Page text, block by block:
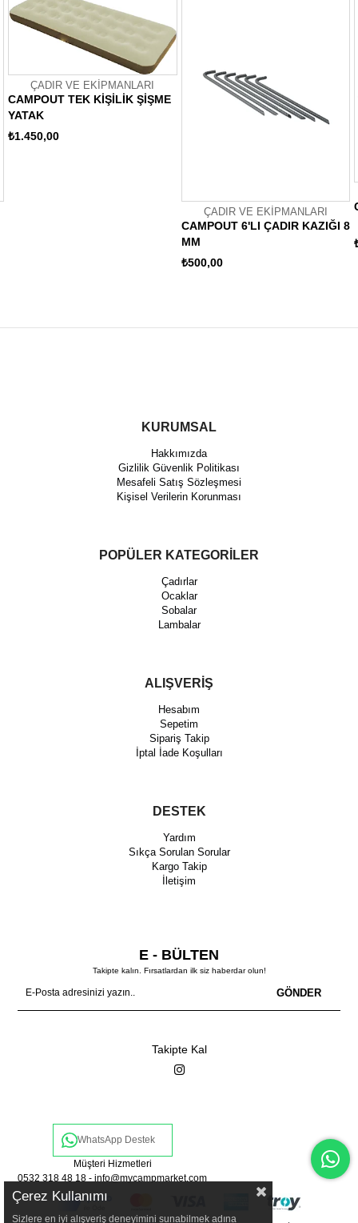
ÇADIR VE EKİPMANLARI
CAMPOUT TEK KİŞİLİK ŞİŞME
YATAK
₺1.450,00
ÇADIR VE EKİPMANLARI
CAMPOUT 6'LI ÇADIR KAZIĞI 8
MM
₺500,00
KURUMSAL
Hakkımızda
Gizlilik Güvenlik Politikası
Mesafeli Satış Sözleşmesi
Kişisel Verilerin Korunması
POPÜLER KATEGORİLER
Çadırlar
Ocaklar
Sobalar
Lambalar
ALIŞVERİŞ
Hesabım
Sepetim
Sipariş Takip
İptal İade Koşulları
DESTEK
Yardım
Sıkça Sorulan Sorular
Kargo Takip
İletişim
E - BÜLTEN
Takipte kalın. Fırsatlardan ilk siz haberdar olun!
GÖNDER
Takipte Kal
WhatsApp Destek
Müşteri Hizmetleri
0532 318 48 18 -info@mycampmarket.com
Çerez Kullanımı
Sizlere en iyi alışveriş deneyimini sunabilmek adına